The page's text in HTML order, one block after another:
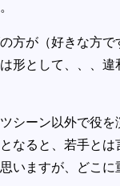
方が（好きな方で
形として、、、
シーン以外で役
なると、若手とは
いますが、どこに